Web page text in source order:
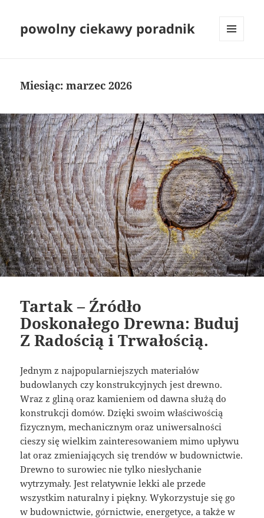
powolny ciekawy poradnik
Miesiąc:marzec 2026
Tartak – Źródło
Doskonałego Drewna: Buduj
Z Radością i Trwałością.
Jednym z najpopularniejszych materiałów
budowlanych czy konstrukcyjnych jest drewno.
Wraz z gliną oraz kamieniem od dawna służą do
konstrukcji domów. Dzięki swoim właściwością
fizycznym, mechanicznym oraz uniwersalności
cieszy się wielkim zainteresowaniem mimo upływu
lat oraz zmieniających się trendów w budownictwie.
Drewno to surowiec nie tylko niesłychanie
wytrzymały. Jest relatywnie lekki ale przede
wszystkim naturalny i piękny. Wykorzystuje się go
w budownictwie, górnictwie, energetyce, a także w